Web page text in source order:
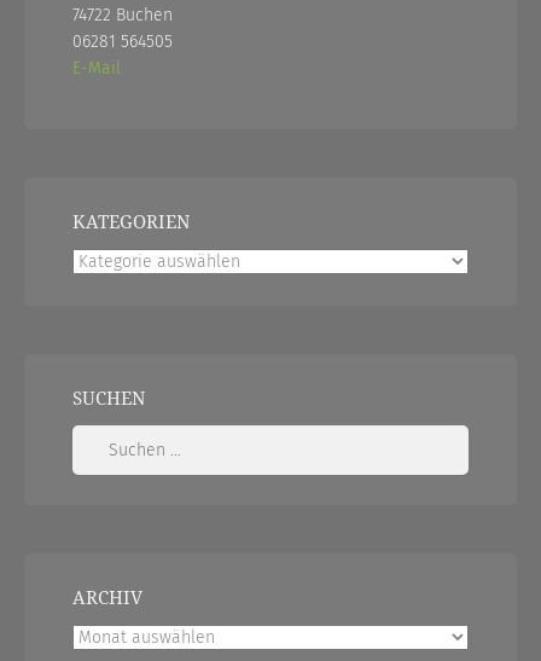
74722 Buchen
06281 564505
E-Mail
KATEGORIEN
Kategorien
SUCHEN
Suchen
ARCHIV
Archiv